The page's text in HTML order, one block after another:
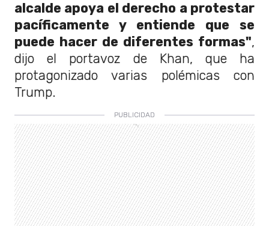
alcalde apoya el derecho a protestar
pacíficamente y entiende que se
puede hacer de diferentes formas",
dijo el portavoz de Khan, que ha
protagonizado varias polémicas con
Trump.